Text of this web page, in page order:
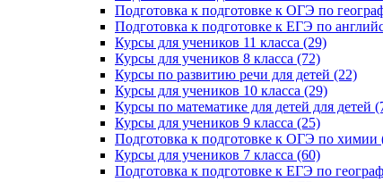
Подготовка к подготовке к ОГЭ по
Подготовка к подготовке к ЕГЭ по
Курсы для учеников 11 класса (29)
Курсы для учеников 8 класса (72)
Курсы по развитию речи для детей (22)
Курсы для учеников 10 класса (29)
Курсы по математике для детей для детей
Курсы для учеников 9 класса (25)
Подготовка к подготовке к ОГЭ по химии
Курсы для учеников 7 класса (60)
Подготовка к подготовке к ЕГЭ по